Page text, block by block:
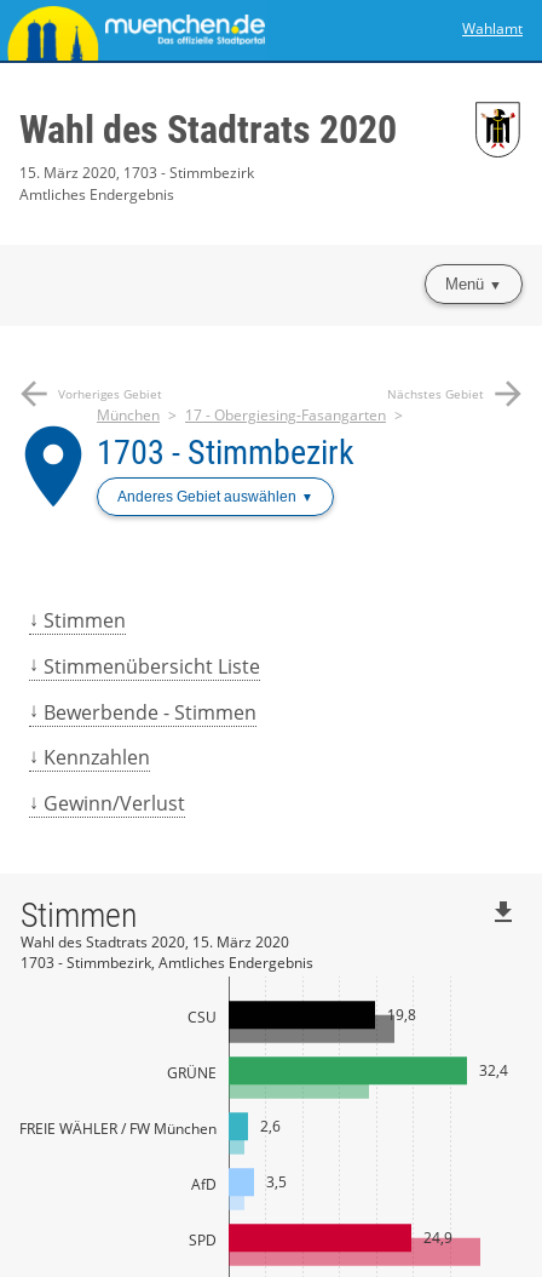
Wahlamt
Wahl des Stadtrats 2020
15. März 2020, 1703 - Stimmbezirk
Amtliches Endergebnis
Menü
arrow_back Vorheriges Gebiet Nächstes Gebiet arrow_forward
place
München 17 - Obergiesing-Fasangarten
1703 - Stimmbezirk
Anderes Gebiet auswählen
Stimmen
Stimmenübersicht Liste
Bewerbende - Stimmen
Kennzahlen
Gewinn/Verlust
CSU
GRÜNE
FREIE WÄHLER / FW München
AfD
SPD
19,8
32,4
2,6
3,5
24,9
Stimmen
Wahl des Stadtrats 2020, 15. März 2020
1703 - Stimmbezirk, Amtliches Endergebnis
file_download